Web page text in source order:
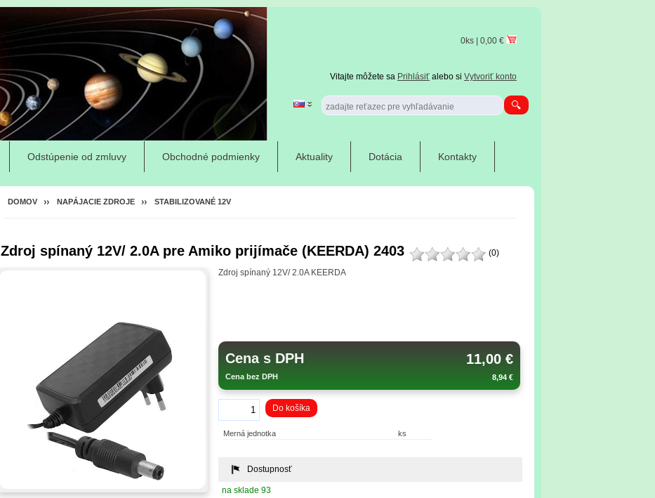
0ks | 0,00 €
Vitajte môžete sa Prihlásiť alebo si Vytvoriť konto
Odstúpenie od zmluvy Obchodné podmienky Aktuality Dotácia Kontakty
DOMOV NAPÁJACIE ZDROJE STABILIZOVANÉ 12V
Zdroj spínaný 12V/ 2.0A pre Amiko prijímače (KEERDA) 2403
(0)
Zdroj spínaný 12V/ 2.0A KEERDA
Cena s DPH 11,00 €
Cena bez DPH 8,94 €
Do košíka
Merná jednotka ks
Dostupnosť
na sklade 93